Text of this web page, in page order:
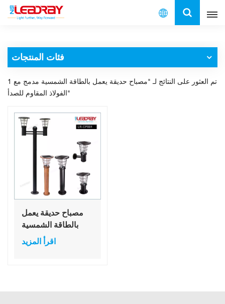
العربية
français
فئات المنتجات
1 تم العثور على النتائج لـ "مصباح حديقة يعمل بالطاقة الشمسية مدمج مع
الفولاذ المقاوم للصدأ"
مصباح حديقة يعمل
بالطاقة الشمسية
LED عالي السطوع
مزود بمصدر من
اقرأ المزيد